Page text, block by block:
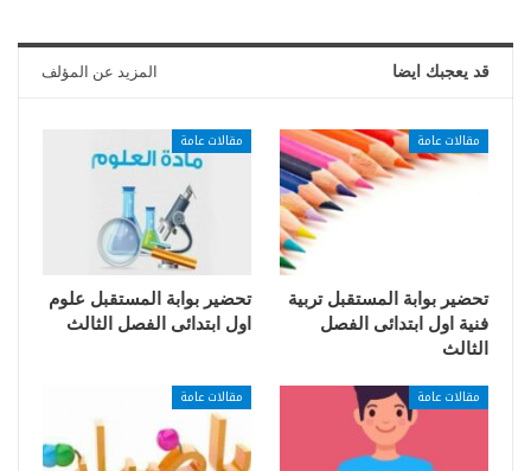
قد يعجبك ايضا المزيد عن المؤلف
مقالات عامة
تحضير بوابة المستقبل تربية
فنية اول ابتدائى الفصل
الثالث
مقالات عامة
تحضير بوابة المستقبل علوم
اول ابتدائى الفصل الثالث
مقالات عامة مقالات عامة